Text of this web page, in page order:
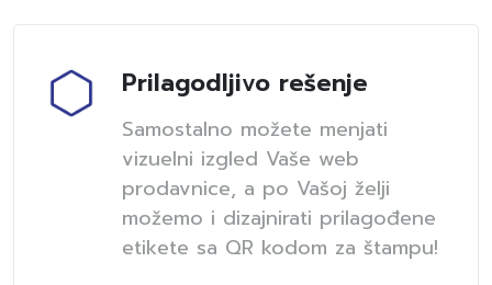
Prilagodljivo rešenje
Samostalno možete menjati
vizuelni izgled Vaše web
prodavnice, a po Vašoj želji
možemo i dizajnirati prilagođene
etikete sa QR kodom za štampu!